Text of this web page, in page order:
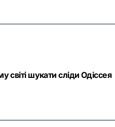
світі шукати сліди Одіссея